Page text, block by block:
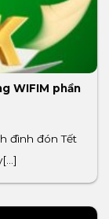
WIFIM phần
đình đón Tết